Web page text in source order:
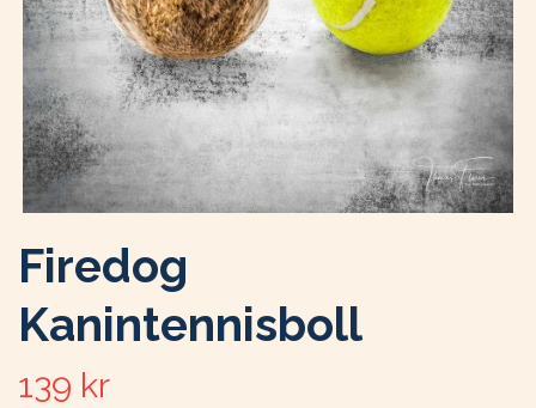
Firedog
Kanintennisboll
139 kr